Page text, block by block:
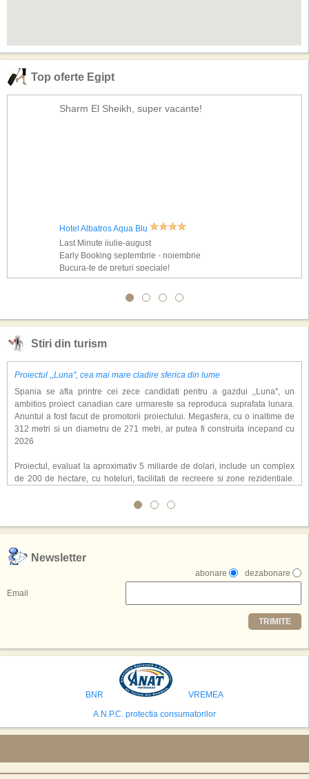
Top oferte Egipt
Sharm El Sheikh, super vacante!
Hotel Albatros Aqua Blu
Last Minute iiulie-august
Early Booking septembrie - noiembrie
Bucura-te de preturi speciale!
Stiri din turism
Proiectul ,,Luna'', cea mai mare cladire sferica din lume
Spania se afla printre cei zece candidati pentru a gazdui ,,Luna'', un
ambitios proiect canadian care urmareste sa reproduca suprafata lunara.
Anuntul a fost facut de promotorii proiectului. Megasfera, cu o inaltime de
312 metri si un diametru de 271 metri, ar putea fi construita incepand cu
2026
Proiectul, evaluat la aproximativ 5 miliarde de dolari, include un complex
de 200 de hectare, cu hoteluri, facilitati de recreere si zone rezidentiale.
atragerea a pana la 10 milioane de turisti anual. �Luna� ar putea deveni
exclusiv simularea suprafetei lunare.
,,Credem ca exista sanse mari sa anuntam nu doar o locatie, ci poate mai
multe'', a declarat Michael R. Henderson, cofondator al Moon World
Resorts, citat de Gulf News. Potrivit acestuia, 2026 ar putea deveni un an
decisiv pentru reali zarea proiectului.
Printre celelalte tari care concureaza pentru a gazdui aceasta constructie
se numara Australia, Brazilia, China, Egipt, India, Polonia, Thailanda,
avea cele mai mari sanse de a castiga licitatia. Totusi, Spania, care se
preconizeaza ca va deveni a doua cea mai vizitata tara din lume in 2025,
isi bazeaza oferta pe infrastructura turistica solida si capacitatea hoteliera."
Newsletter
dezabonare
abonare
Email
TRIMITE
BNR
VREMEA
A.N.P.C. protectia consumatorilor